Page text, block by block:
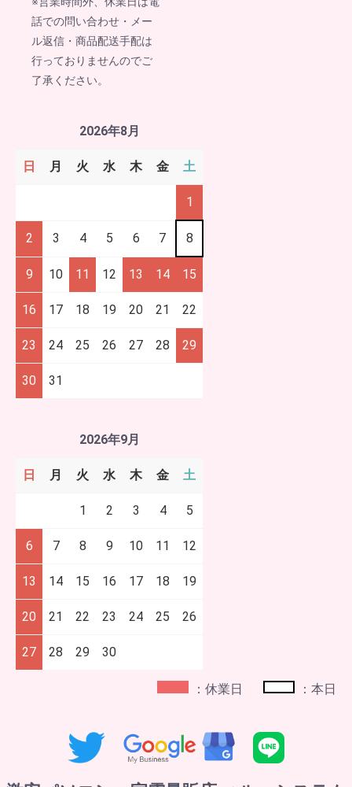
話での問い合わせ・メー
ル返信・商品配送手配は
行っておりませんのでご
了承ください。
2026年8月
日 月 火 水 木 金 土
1
2 3 4 5 6 7 8
9 10 11 12 13 14 15
16 17 18 19 20 21 22
23 24 25 26 27 28 29
30 31
2026年9月
日 月 火 水 木 金 土
1 2 3 4 5
6 7 8 9 10 11 12
13 14 15 16 17 18 19
20 21 22 23 24 25 26
27 28 29 30
：休業日 ：本日